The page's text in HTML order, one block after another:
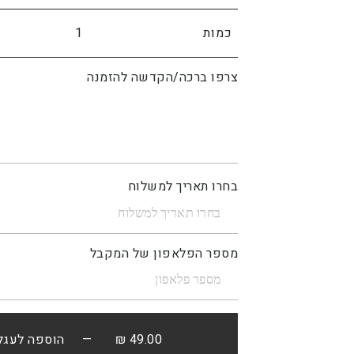
כמות
צרפו ברכה/הקדשה להזמנה
בחרו תאריך למשלוח
מספר הפלאפון של המקבל
49.00 ₪ — הוספה